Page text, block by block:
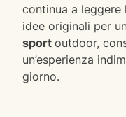
continua a leggere
idee originali per
sport outdoor,
un’esperienza
giorno.